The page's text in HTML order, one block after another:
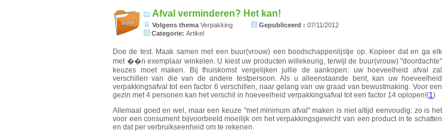
Afval verminderen? Het kan!
Volgens thema Verpakking Gepubliceerd : 07/11/2012
Categorie: Artikel
Doe de test. Maak samen met een buur(vrouw) een boodschappenlijstje op. Kopieer dat en ga elk
met ��n exemplaar winkelen. U kiest uw producten willekeurig, terwijl de buur(vrouw) "doordachte"
keuzes moet maken. Bij thuiskomst vergelijken jullie de aankopen: uw hoeveelheid afval zal
verschillen van die van de andere testpersoon. Als u alleenstaande bent, kan uw hoeveelheid
verpakkingsafval tot een factor 6 verschillen, naar gelang van uw graad van bewustmaking. Voor een
gezin met 4 personen kan het verschil in hoeveelheid verpakkingsafval tot een factor 14 oplopen!(1)
Allemaal goed en wel, maar een keuze "met minimum afval" maken is niet altijd eenvoudig: zo is het
voor een consument bijvoorbeeld moeilijk om het verpakkingsgewicht van een product in te schatten
en dat per verbruikseenheid om te rekenen.